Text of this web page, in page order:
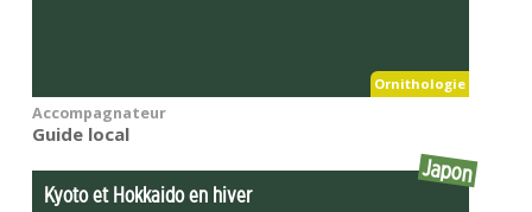
Ornithologie
Accompagnateur
Guide local
Kyoto et Hokkaido en hiver
Japon